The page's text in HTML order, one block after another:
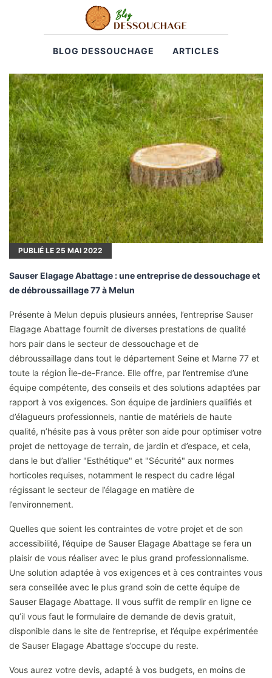
BLOG DESSOUCHAGE ARTICLES
PUBLIÉ LE 25 MAI 2022
Sauser Elagage Abattage : une entreprise de dessouchage et
de débroussaillage 77 à Melun
Présente à Melun depuis plusieurs années, l’entreprise Sauser
Elagage Abattage fournit de diverses prestations de qualité
hors pair dans le secteur de dessouchage et de
débroussaillage dans tout le département Seine et Marne 77 et
toute la région Île-de-France. Elle offre, par l’entremise d’une
équipe compétente, des conseils et des solutions adaptées par
rapport à vos exigences. Son équipe de jardiniers qualifiés et
d’élagueurs professionnels, nantie de matériels de haute
qualité, n’hésite pas à vous prêter son aide pour optimiser votre
projet de nettoyage de terrain, de jardin et d’espace, et cela,
dans le but d’allier "Esthétique" et "Sécurité" aux normes
horticoles requises, notamment le respect du cadre légal
régissant le secteur de l’élagage en matière de
l’environnement.
Quelles que soient les contraintes de votre projet et de son
accessibilité, l’équipe de Sauser Elagage Abattage se fera un
plaisir de vous réaliser avec le plus grand professionnalisme.
Une solution adaptée à vos exigences et à ces contraintes vous
sera conseillée avec le plus grand soin de cette équipe de
Sauser Elagage Abattage. Il vous suffit de remplir en ligne ce
qu’il vous faut le formulaire de demande de devis gratuit,
disponible dans le site de l’entreprise, et l’équipe expérimentée
de Sauser Elagage Abattage s’occupe du reste.
Vous aurez votre devis, adapté à vos budgets, en moins de